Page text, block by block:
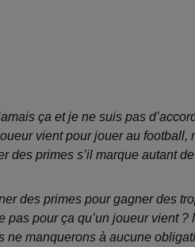
ça et je ne suis pas
vient pour jouer au
des primes s’il marque autant
des primes pour gagner des
pas pour ça qu’un joueur vient
ne manquerons à aucune